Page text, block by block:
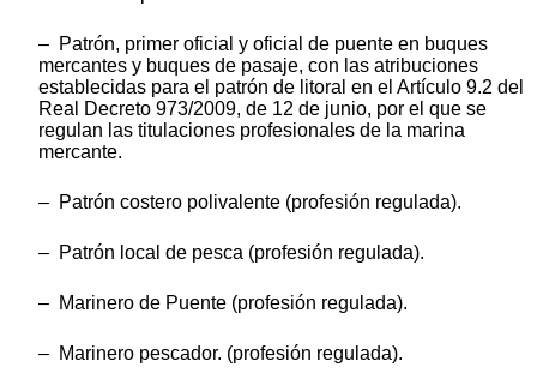
– Patrón, primer oficial y oficial de puente en buques
mercantes y buques de pasaje, con las atribuciones
establecidas para el patrón de litoral en el Artículo 9.2 del
Real Decreto 973/2009, de 12 de junio, por el que se
regulan las titulaciones profesionales de la marina
mercante.
– Patrón costero polivalente (profesión regulada).
– Patrón local de pesca (profesión regulada).
– Marinero de Puente (profesión regulada).
– Marinero pescador. (profesión regulada).